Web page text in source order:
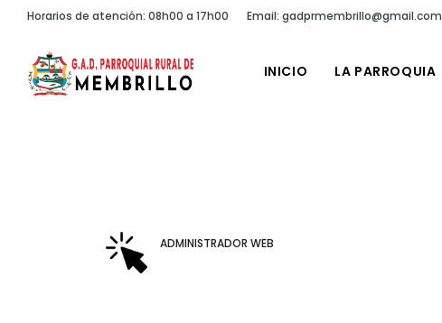
Horarios de atención: 08h00 a 17h00 Email: gadprmembrillo@gmail.com
INICIO LA PARROQUIA
ADMINISTRADOR WEB